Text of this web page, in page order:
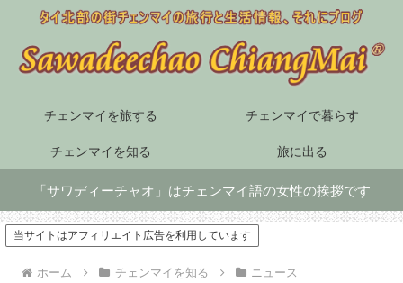
チェンマイを旅する チェンマイで暮らす
チェンマイを知る 旅に出る
「サワディーチャオ」はチェンマイ語の女性の挨拶です
当サイトはアフィリエイト広告を利用しています
ホーム チェンマイを知る ニュース